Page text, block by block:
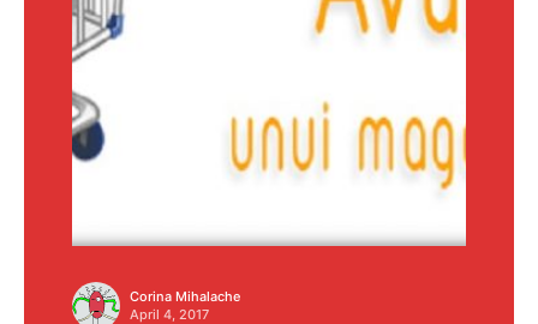
Corina Mihalache
April 4, 2017